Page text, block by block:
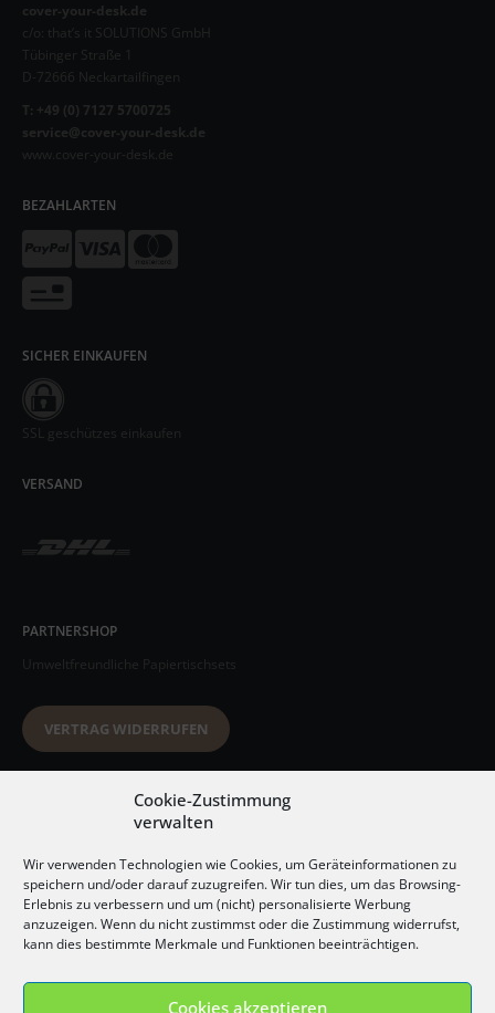
Cookie-Zustimmung
verwalten
Wir verwenden Technologien wie Cookies, um Geräteinformationen zu
speichern und/oder darauf zuzugreifen. Wir tun dies, um das Browsing-
Erlebnis zu verbessern und um (nicht) personalisierte Werbung
anzuzeigen. Wenn du nicht zustimmst oder die Zustimmung widerrufst,
kann dies bestimmte Merkmale und Funktionen beeinträchtigen.
Cookies akzeptieren
cover-your-desk.de
c/o: that’s it SOLUTIONS GmbH
Tübinger Straße 1
D-72666 Neckartailfingen
T: +49 (0) 7127 5700725
service@cover-your-desk.de
www.cover-your-desk.de
BEZAHLARTEN
SICHER EINKAUFEN
SSL geschützes einkaufen
VERSAND
PARTNERSHOP
Umweltfreundliche Papiertischsets
VERTRAG WIDERRUFEN
Datenschutzerklärung
Impressum
Widerrufsbelehrung
Versandkosten